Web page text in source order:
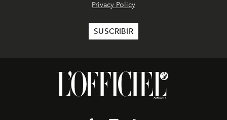
Privacy Policy